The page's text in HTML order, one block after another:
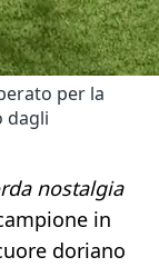
per la
dagli
nostalgia
in
doriano